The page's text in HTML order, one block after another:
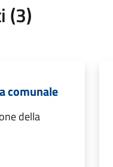
(3)
comunale
della